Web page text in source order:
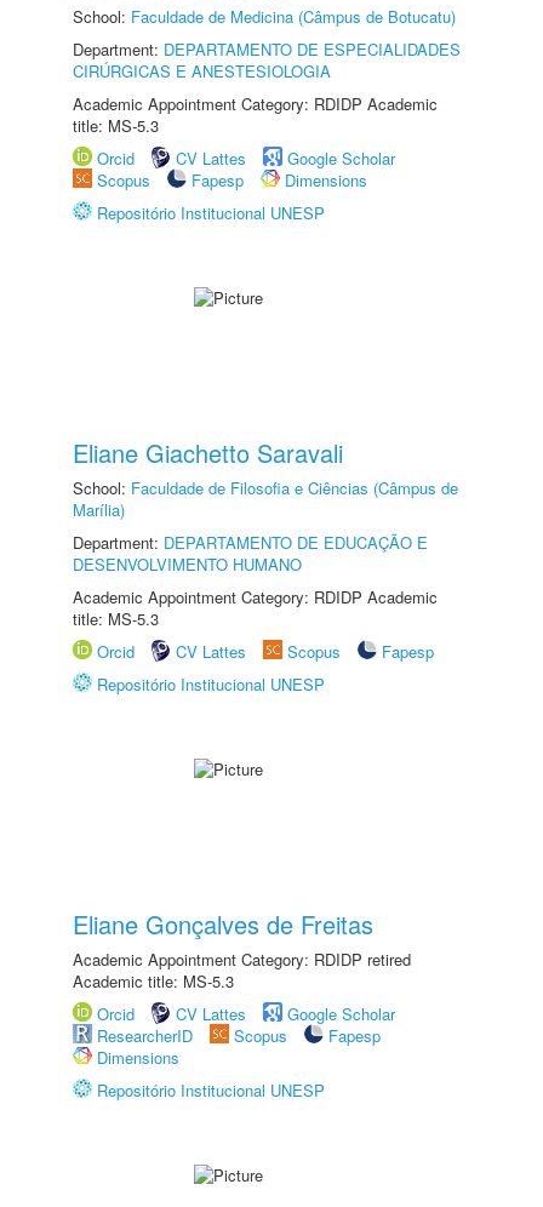
School: Faculdade de Medicina (Câmpus de Botucatu)
Department: DEPARTAMENTO DE ESPECIALIDADES
CIRÚRGICAS E ANESTESIOLOGIA
Academic Appointment Category: RDIDP Academic
title: MS-5.3
Orcid
CV Lattes
Google Scholar
Scopus
Fapesp
Dimensions
Repositório Institucional UNESP
Eliane Giachetto Saravali
School: Faculdade de Filosofia e Ciências (Câmpus de
Marília)
Department: DEPARTAMENTO DE EDUCAÇÃO E
DESENVOLVIMENTO HUMANO
Academic Appointment Category: RDIDP Academic
title: MS-5.3
Orcid
CV Lattes Scopus
Fapesp
Repositório Institucional UNESP
Eliane Gonçalves de Freitas
Academic Appointment Category: RDIDP retired
Academic title: MS-5.3
Orcid
CV Lattes
Google Scholar
ResearcherID
Scopus
Fapesp
Dimensions
Repositório Institucional UNESP